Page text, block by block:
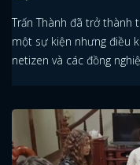
Trấn Thành đã trở thành
một sự kiện nhưng điều
netizen và các đồng